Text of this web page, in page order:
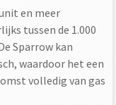
en meer
tussen de 1.000
Sparrow kan
waardoor het een
volledig van gas